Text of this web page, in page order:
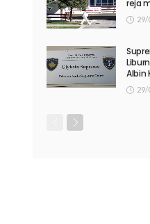
reja
29/
Albin
29/